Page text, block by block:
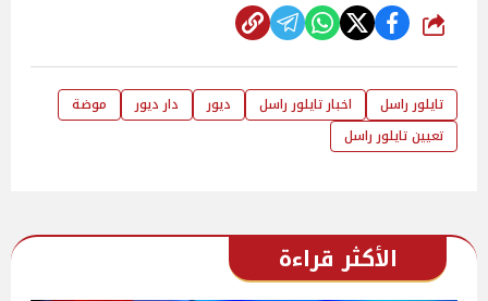
شارك
تايلور راسل اخبار تايلور راسل ديور دار ديور
موضة
تعيين تايلور راسل
الأكثر قراءة